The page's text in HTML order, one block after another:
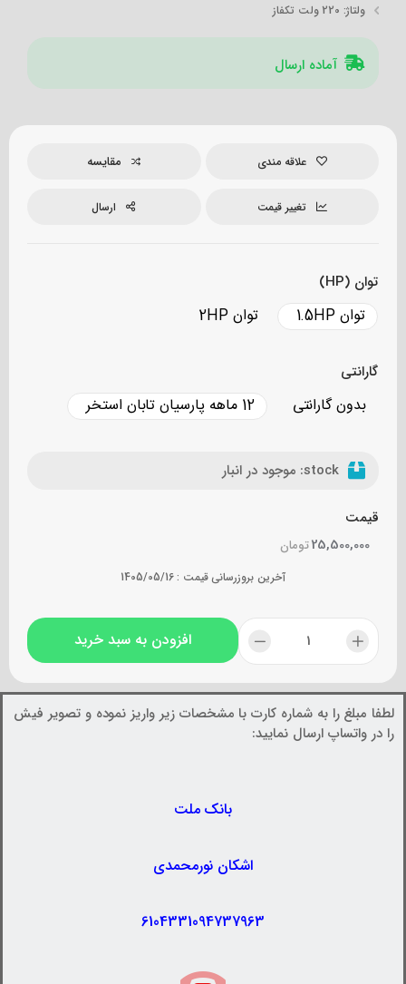
ولتاژ: 220 ولت تکفاز
آماده ارسال
علاقه مندی مقایسه
تغییر قیمت ارسال
توان (HP)
توان 1.5HP توان 2HP
گارانتی
بدون گارانتی 12 ماهه پارسیان تابان استخر
stock: موجود در انبار
قیمت
تومان25,500,000
آخرین بروزرسانی قیمت :1405/05/16
افزودن به سبد خرید
لطفا مبلغ را به شماره کارت با مشخصات زیر واریز نموده و تصویر فیش
را در واتساپ ارسال نمایید:
بانک ملت
اشکان نورمحمدی
6104331094737963